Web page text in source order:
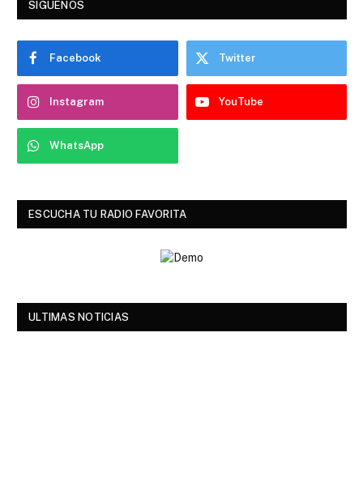
SIGUENOS
Facebook Twitter
Instagram YouTube
WhatsApp
ESCUCHA TU RADIO FAVORITA
ULTIMAS NOTICIAS